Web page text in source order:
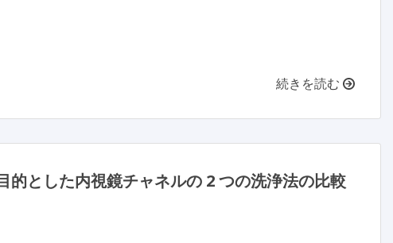
続きを読む
とした内視鏡チャネルの 2 つの洗浄法の比較